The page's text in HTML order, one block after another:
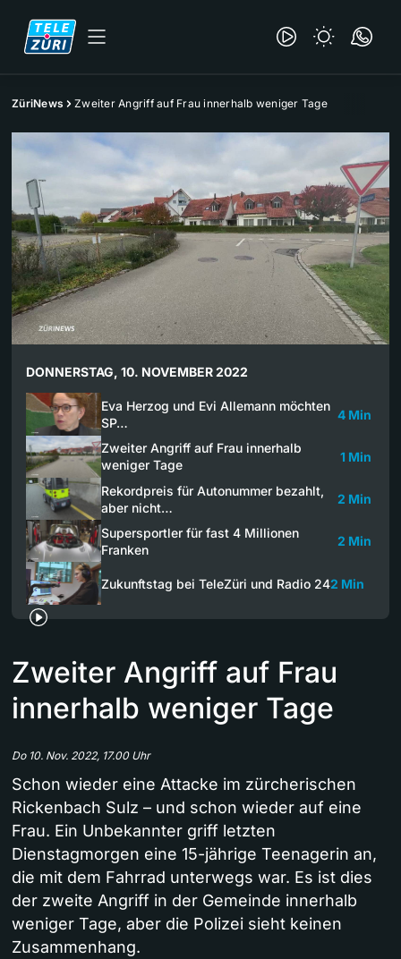
ZüriNews Zweiter Angriff auf Frau innerhalb weniger Tage
DONNERSTAG, 10. NOVEMBER 2022
Eva Herzog und Evi Allemann möchten
SP…
4 Min
Zweiter Angriff auf Frau innerhalb
weniger Tage
1 Min
Rekordpreis für Autonummer bezahlt,
aber nicht…
2 Min
Supersportler für fast 4 Millionen
Franken
2 Min
Zukunftstag bei TeleZüri und Radio 242 Min
Zweiter Angriff auf Frau
innerhalb weniger Tage
Do 10. Nov. 2022, 17.00 Uhr
Schon wieder eine Attacke im zürcherischen
Rickenbach Sulz – und schon wieder auf eine
Frau. Ein Unbekannter griff letzten
Dienstagmorgen eine 15-jährige Teenagerin an,
die mit dem Fahrrad unterwegs war. Es ist dies
der zweite Angriff in der Gemeinde innerhalb
weniger Tage, aber die Polizei sieht keinen
Zusammenhang.